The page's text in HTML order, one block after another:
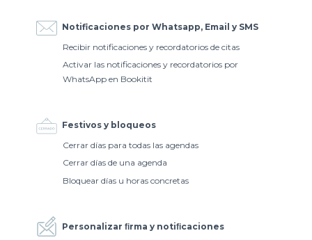
Notificaciones por Whatsapp, Email y SMS
Recibir notificaciones y recordatorios de citas
Activar las notificaciones y recordatorios por
WhatsApp en Bookitit
Festivos y bloqueos
Cerrar días para todas las agendas
Cerrar días de una agenda
Bloquear días u horas concretas
Personalizar ﬁrma y notiﬁcaciones